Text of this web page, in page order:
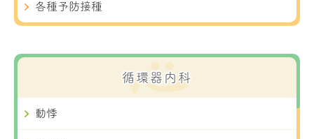
各種予防接種
循環器内科
動悸